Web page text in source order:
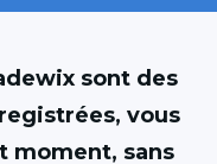
sont des
vous
moment, sans